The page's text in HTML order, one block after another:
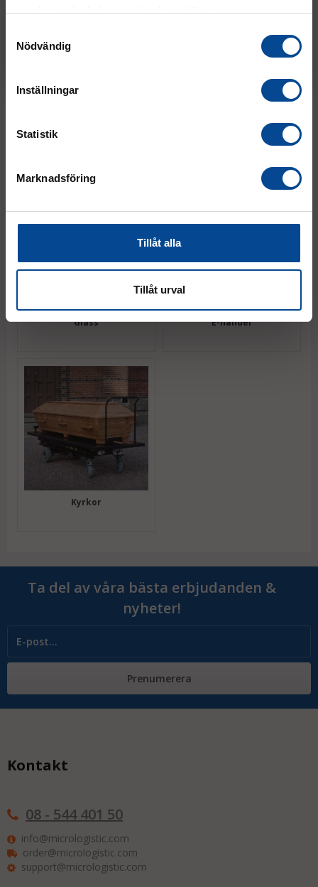
samlat in när du har använt deras tjänster.
Nödvändig
Inställningar
Statistik
Marknadsföring
Tillåt alla
Tillåt urval
VVS / Kyla / Värme
Glass E-handel
Kyrkor
Ta del av våra bästa erbjudanden &
nyheter!
Prenumerera
Kontakt
08 - 544 401 50
info@micrologistic.com
order@micrologistic.com
support@micrologistic.com